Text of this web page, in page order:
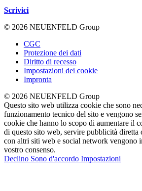
Scrivici
© 2026 NEUENFELD Group
CGC
Protezione dei dati
Diritto di recesso
Impostazioni dei cookie
Impronta
© 2026 NEUENFELD Group
Questo sito web utilizza cookie che sono
funzionamento tecnico del sito e vengono
cookie che hanno lo scopo di aumentare il
di questo sito web, servire pubblicità diretta
con altri siti web e social network vengono
vostro consenso.
Declino Sono d'accordo Impostazioni